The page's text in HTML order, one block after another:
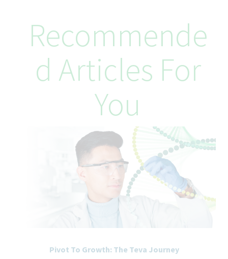
Recommende
D Articles For
You
Pivot To Growth: The Teva Journey